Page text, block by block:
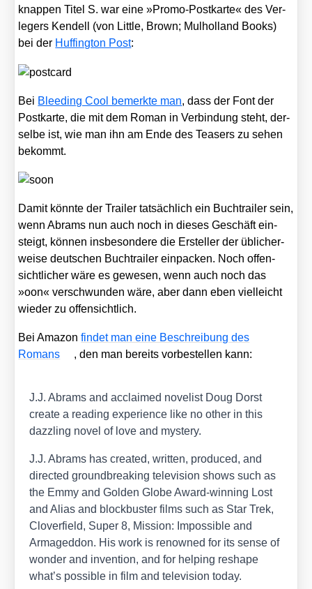
knap­pen Titel S. war eine »Pro­mo-Post­kar­te« des Ver­
le­gers Ken­dell (von Litt­le, Brown; Mul­hol­land Books)
bei der Huf­fing­ton Post:
Bei Blee­ding Cool bemerk­te man, dass der Font der
Post­kar­te, die mit dem Roman in Ver­bin­dung steht, der­
sel­be ist, wie man ihn am Ende des Teasers zu sehen
bekommt.
Damit könn­te der Trai­ler tat­säch­lich ein Buch­trai­ler sein,
wenn Abrams nun auch noch in die­ses Geschäft ein­
steigt, kön­nen ins­be­son­de­re die Erstel­ler der übli­cher­
wei­se deut­schen Buch­trai­ler ein­pa­cken. Noch offen­
sicht­li­cher wäre es gewe­sen, wenn auch noch das
»oon« ver­schwun­den wäre, aber dann eben viel­leicht
wie­der zu offen­sicht­lich.
Bei Ama­zonfin­det man eine Beschrei­bung des
Romans
, den man bereits vor­be­stel­len kann:
J.J. Abrams and acclai­med nove­list Doug Dorst
crea­te a rea­ding expe­ri­ence like no other in this
dazz­ling novel of love and mys­tery.
J.J. Abrams has crea­ted, writ­ten, pro­du­ced, and
direc­ted ground­brea­king tele­vi­si­on shows such as
the Emmy and Gol­den Glo­be Award-win­ning Lost
and Ali­as and block­bus­ter films such as Star Trek,
Clover­field, Super 8, Mis­si­on: Impos­si­ble and
Arma­ged­don. His work is renow­ned for its sen­se of
won­der and inven­ti­on, and for hel­ping res­ha­pe
what’s pos­si­ble in film and tele­vi­si­on today.